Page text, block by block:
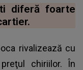
diferă foarte
rivalizează cu
chiriilor. În